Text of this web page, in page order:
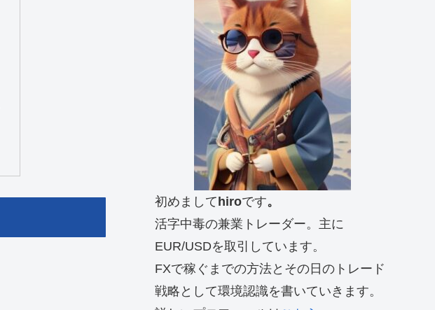
初めましてhiroです。
活字中毒の兼業トレーダー。主に
EUR/USDを取引しています。
FXで稼ぐまでの方法とその日のトレード
戦略として環境認識を書いていきます。